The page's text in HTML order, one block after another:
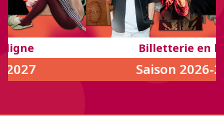
Billetterie en ligne
Saison 2026-2027